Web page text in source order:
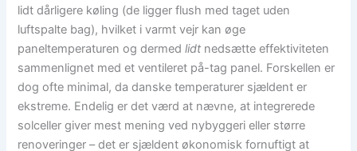
lidt dårligere køling (de ligger flush med taget uden
luftspalte bag), hvilket i varmt vejr kan øge
paneltemperaturen og dermedlidt nedsætte effektiviteten
sammenlignet med et ventileret på-tag panel. Forskellen er
dog ofte minimal, da danske temperaturer sjældent er
ekstreme. Endelig er det værd at nævne, at integrerede
solceller giver mest mening ved nybyggeri eller større
renoveringer – det er sjældent økonomisk fornuftigt at